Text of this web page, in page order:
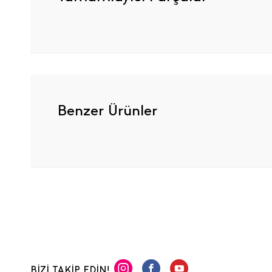
Benzer Ürünler
BİZİ TAKİP EDİN!